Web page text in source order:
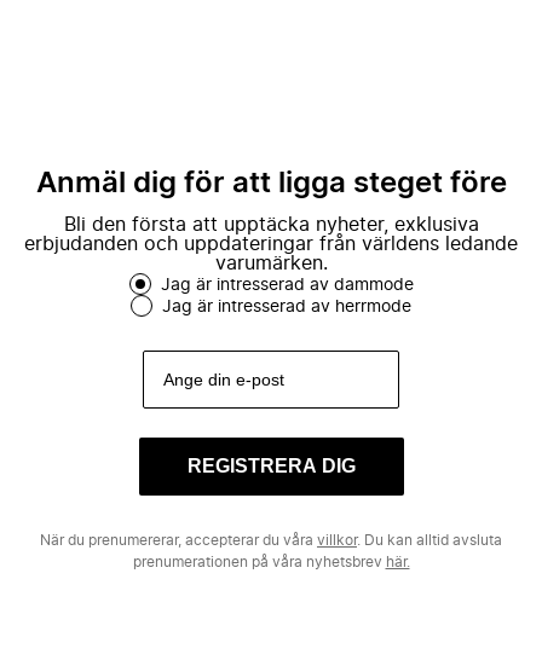
Anmäl dig för att ligga steget före
Bli den första att upptäcka nyheter, exklusiva
erbjudanden och uppdateringar från världens ledande
varumärken.
Jag är intresserad av dammode
Jag är intresserad av herrmode
REGISTRERA DIG
När du prenumererar, accepterar du våra villkor. Du kan alltid avsluta
prenumerationen på våra nyhetsbrev här.